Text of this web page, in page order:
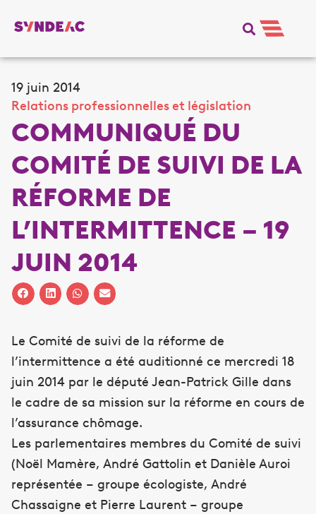
19 juin 2014
Relations professionnelles et législation
COMMUNIQUÉ DU
COMITÉ DE SUIVI DE LA
RÉFORME DE
L’INTERMITTENCE – 19
JUIN 2014
Le Comité de suivi de la réforme de
l’intermittence a été auditionné ce mercredi 18
juin 2014 par le député Jean-Patrick Gille dans
le cadre de sa mission sur la réforme en cours de
l’assurance chômage.
Les parlementaires membres du Comité de suivi
(Noël Mamère, André Gattolin et Danièle Auroi
représentée – groupe écologiste, André
Chassaigne et Pierre Laurent – groupe